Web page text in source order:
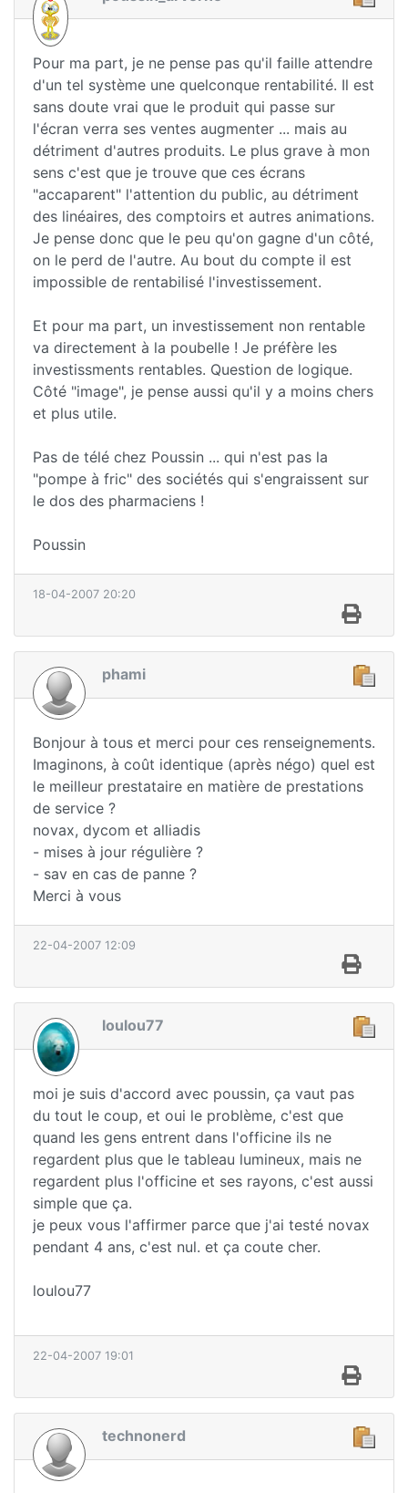
Pour ma part, je ne pense pas qu'il faille attendre
d'un tel système une quelconque rentabilité. Il est
sans doute vrai que le produit qui passe sur
l'écran verra ses ventes augmenter ... mais au
détriment d'autres produits. Le plus grave à mon
sens c'est que je trouve que ces écrans
"accaparent" l'attention du public, au détriment
des linéaires, des comptoirs et autres animations.
Je pense donc que le peu qu'on gagne d'un côté,
on le perd de l'autre. Au bout du compte il est
impossible de rentabilisé l'investissement.
Et pour ma part, un investissement non rentable
va directement à la poubelle ! Je préfère les
investissments rentables. Question de logique.
Côté "image", je pense aussi qu'il y a moins chers
et plus utile.
Pas de télé chez Poussin ... qui n'est pas la
"pompe à fric" des sociétés qui s'engraissent sur
le dos des pharmaciens !
Poussin
18-04-2007 20:20
phami
Bonjour à tous et merci pour ces renseignements.
Imaginons, à coût identique (après négo) quel est
le meilleur prestataire en matière de prestations
de service ?
novax, dycom et alliadis
- mises à jour régulière ?
- sav en cas de panne ?
Merci à vous
22-04-2007 12:09
loulou77
moi je suis d'accord avec poussin, ça vaut pas
du tout le coup, et oui le problème, c'est que
quand les gens entrent dans l'officine ils ne
regardent plus que le tableau lumineux, mais ne
regardent plus l'officine et ses rayons, c'est aussi
simple que ça.
je peux vous l'affirmer parce que j'ai testé novax
pendant 4 ans, c'est nul. et ça coute cher.
loulou77
22-04-2007 19:01
technonerd